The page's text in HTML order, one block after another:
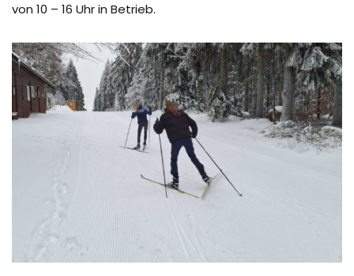
von 10 – 16 Uhr in Betrieb.